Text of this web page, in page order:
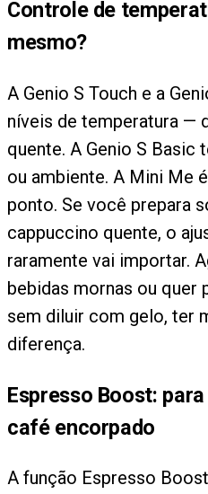
Controle de
mesmo?
A Genio S Touch e a
níveis de temperatura —
quente. A Genio S Basic
ou ambiente. A Mini Me
ponto. Se você prepara
cappuccino quente, o
raramente vai importar.
bebidas mornas ou quer
sem diluir com gelo, ter
diferença.
Espresso Boost:
café encorpado
A função Espresso